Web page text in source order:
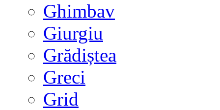
Ghimbav
Giurgiu
Grădiștea
Greci
Grid